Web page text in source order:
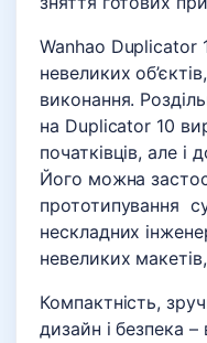
Wanhao Duplicator
невеликих
виконання.
на Duplicator 10
початківців, але і
Його можна
прототипування
нескладних
невеликих
Компактність,
дизайн і безпека